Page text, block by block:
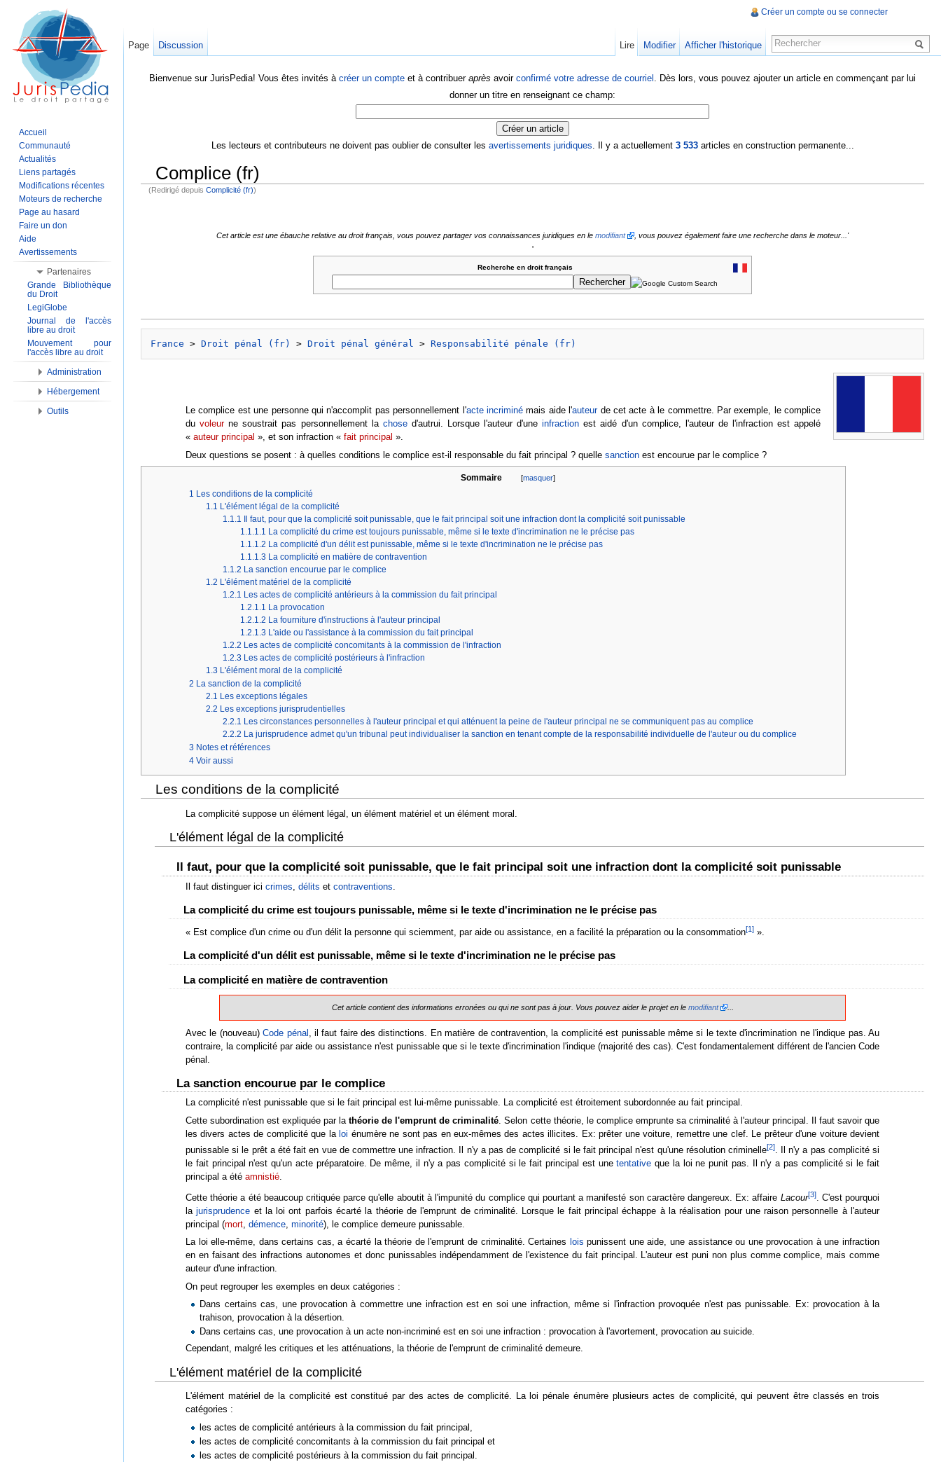
Bienvenue sur JurisPedia! Vous êtes invités à créer un compte et à contribuer après avoir confirmé votre adresse de courriel . Dès lors, vous pouvez ajouter un article en commençant par lui
donner un titre en renseignant ce champ:
Les lecteurs et contributeurs ne doivent pas oublier de consulter les avertissements juridiques. Il y a actuellement 3 533articles en construction permanente...
Complice (fr)
(Redirigé depuis Complicité (fr))
Cet article est une ébauche relative au droit français, vous pouvez partager vos connaissances juridiques en le modifiant
, vous pouvez également faire une recherche dans le moteur...'
'
Recherche en droit français
France > Droit pénal (fr) > Droit pénal général > Responsabilité pénale (fr)
Le complice est une personne qui n'accomplit pas personnellement l'acte incriminémais aide l'auteurde cet acte à le commettre. Par exemple, le complice
duvoleurne soustrait pas personnellement la chosed'autrui. Lorsque l'auteur d'uneinfraction est aidé d'un complice, l'auteur de l'infraction est appelé
« auteur principal », et son infraction « fait principal ».
Deux questions se posent : à quelles conditions le complice est-il responsable du fait principal ? quelle sanction est encourue par le complice ?
Sommaire [masquer]
1 Les conditions de la complicité
1.1 L'élément légal de la complicité
1.1.1 Il faut, pour que la complicité soit punissable, que le fait principal soit une infraction dont la complicité soit punissable
1.1.1.1 La complicité du crime est toujours punissable, même si le texte d'incrimination ne le précise pas
1.1.1.2 La complicité d'un délit est punissable, même si le texte d'incrimination ne le précise pas
1.1.1.3 La complicité en matière de contravention
1.1.2 La sanction encourue par le complice
1.2 L'élément matériel de la complicité
1.2.1 Les actes de complicité antérieurs à la commission du fait principal
1.2.1.1 La provocation
1.2.1.2 La fourniture d'instructions à l'auteur principal
1.2.1.3 L'aide ou l'assistance à la commission du fait principal
1.2.2 Les actes de complicité concomitants à la commission de l'infraction
1.2.3 Les actes de complicité postérieurs à l'infraction
1.3 L'élément moral de la complicité
2 La sanction de la complicité
2.1 Les exceptions légales
2.2 Les exceptions jurisprudentielles
2.2.1 Les circonstances personnelles à l'auteur principal et qui atténuent la peine de l'auteur principal ne se communiquent pas au complice
2.2.2 La jurisprudence admet qu'un tribunal peut individualiser la sanction en tenant compte de la responsabilité individuelle de l'auteur ou du complice
3 Notes et références
4 Voir aussi
Les conditions de la complicité
La complicité suppose un élément légal, un élément matériel et un élément moral.
L'élément légal de la complicité
Il faut, pour que la complicité soit punissable, que le fait principal soit une infraction dont la complicité soit punissable
Il faut distinguer ici crimes délits et contraventions
La complicité du crime est toujours punissable, même si le texte d'incrimination ne le précise pas
« Est complice d'un crime ou d'un délit la personne qui sciemment, par aide ou assistance, en a facilité la préparation ou la consommation[1] ».
La complicité d'un délit est punissable, même si le texte d'incrimination ne le précise pas
La complicité en matière de contravention
Cet article contient des informations erronées ou qui ne sont pas à jour. Vous pouvez aider le projet en le modifiant ...
Avec le (nouveau)Code pénal
, il faut faire des distinctions. En matière de contravention, la complicité est punissable même si le texte d'incrimination ne l'indique pas. Au
contraire, la complicité par aide ou assistance n'est punissable que si le texte d'incrimination l'indique (majorité des cas). C'est fondamentalement différent de l'ancien Code
pénal.
La sanction encourue par le complice
La complicité n'est punissable que si le fait principal est lui-même punissable. La complicité est étroitement subordonnée au fait principal.
Cette subordination est expliquée par lathéorie de l'emprunt de criminalité . Selon cette théorie, le complice emprunte sa criminalité à l'auteur principal. Il faut savoir que
les divers actes de complicité que la loi énumère ne sont pas en eux-mêmes des actes illicites. Ex: prêter une voiture, remettre une clef. Le prêteur d'une voiture devient
punissable si le prêt a été fait en vue de commettre une infraction. Il n'y a pas de complicité si le fait principal n'est qu'une résolution criminelle[2]. Il n'y a pas complicité si
le fait principal n'est qu'un acte préparatoire. De même, il n'y a pas complicité si le fait principal est unetentative que la loi ne punit pas. Il n'y a pas complicité si le fait
principal a été amnistié.
Cette théorie a été beaucoup critiquée parce qu'elle aboutit à l'impunité du complice qui pourtant a manifesté son caractère dangereux. Ex: affaire Lacour[3]. C'est pourquoi
lajurisprudence et la loi ont parfois écarté la théorie de l'emprunt de criminalité. Lorsque le fait principal échappe à la réalisation pour une raison personnelle à l'auteur
principal (mort démence minorité), le complice demeure punissable.
La loi elle-même, dans certains cas, a écarté la théorie de l'emprunt de criminalité. Certaines lois punissent une aide, une assistance ou une provocation à une infraction
en en faisant des infractions autonomes et donc punissables indépendamment de l'existence du fait principal. L'auteur est puni non plus comme complice, mais comme
auteur d'une infraction.
On peut regrouper les exemples en deux catégories :
Dans certains cas, une provocation à commettre une infraction est en soi une infraction, même si l'infraction provoquée n'est pas punissable. Ex: provocation à la
trahison, provocation à la désertion.
Dans certains cas, une provocation à un acte non-incriminé est en soi une infraction : provocation à l'avortement, provocation au suicide.
Cependant, malgré les critiques et les atténuations, la théorie de l'emprunt de criminalité demeure.
L'élément matériel de la complicité
L'élément matériel de la complicité est constitué par des actes de complicité. La loi pénale énumère plusieurs actes de complicité, qui peuvent être classés en trois
catégories :
les actes de complicité antérieurs à la commission du fait principal,
les actes de complicité concomitants à la commission du fait principal et
les actes de complicité postérieurs à la commission du fait principal.
Créer un compte ou se connecter
Page Discussion Lire Modifier Afficher l'historique
Accueil
Communauté
Actualités
Liens partagés
Modifications récentes
Moteurs de recherche
Page au hasard
Faire un don
Aide
Avertissements
Partenaires
Grande Bibliothèque
du Droit
LegiGlobe
Journal de l'accès
libre au droit
Mouvement pour
l'accès libre au droit
Administration
Hébergement
Outils